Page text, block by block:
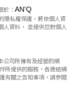
於： AN'Q
隱私權保護，將依個人資
人資料， 並提供您對個人
公司所擁有及經營的網
所提供的服務，各連結網
有關之告知事項，請參閱